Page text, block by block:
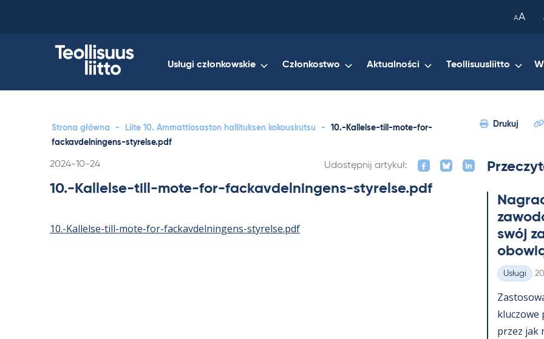
AA
Usługi członkowskie Członkostwo Aktualności Teollisuusliitto
Strona główna - Liite 10. Ammattiosaston hallituksen kokouskutsu -
10.-Kallelse-till-mote-for-
fackavdelningens-styrelse.pdf
Drukuj
Kirjoitettu
2024-10-24 Udostępnij artykuł:
10.-Kallelse-till-mote-for-fackavdelningens-styrelse.pdf
10.-Kallelse-till-mote-for-fackavdelningens-styrelse.pdf
swój
Kategorie
Usługi
kluczowe
przez jak
your
clipboard.)